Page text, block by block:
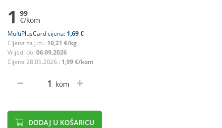
1 99
€/kom
MultiPlusCard cijena: 1,69 €
Cijena za j.m.: 10,21 €/kg
Vrijedi do: 06.09.2026
Cijena 28.05.2026.: 1,99 €/kom
kom
DODAJ U KOŠARICU